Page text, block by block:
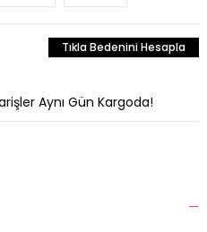
Tıkla Bedenini Hesapla
Aynı Gün Kargoda!